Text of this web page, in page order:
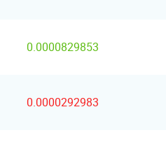
0.0000829853
0.0000292983